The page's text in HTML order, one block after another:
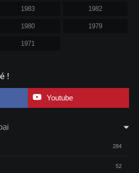
1983 1982
1980 1979
1971
!
Youtube
284
52